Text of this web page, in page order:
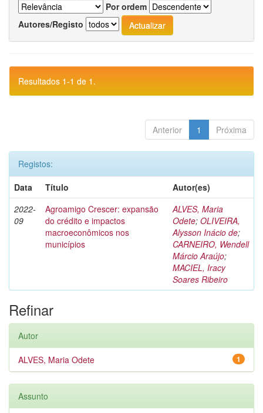
Por ordem
Autores/Registo
Resultados 1-1 de 1.
Anterior 1 Próxima
Registos:
Data
Título
Autor(es)
2022-
09
Agroamigo Crescer: expansão
do crédito e impactos
macroeconômicos nos
municípios
ALVES, Maria
Odete; OLIVEIRA,
Alysson Inácio de;
CARNEIRO, Wendell
Márcio Araújo;
MACIEL, Iracy
Soares Ribeiro
Refinar
Autor
1
ALVES, Maria Odete
Assunto